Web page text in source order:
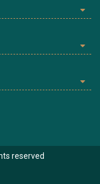
reserved